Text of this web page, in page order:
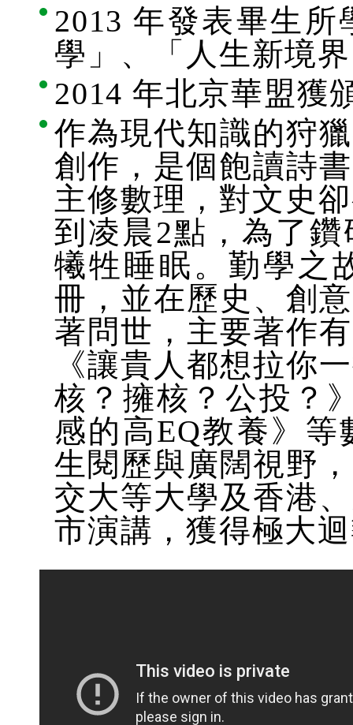
2013 年發表畢生
學」、「人生新境
2014 年北京華盟獲
作為現代知識的狩
創作，是個飽讀詩
主修數理，對文史
到凌晨2點，為了
犧牲睡眠。勤學之
冊，並在歷史、創
著問世，主要著作
《讓貴人都想拉你
核？擁核？公投？
感的高EQ教養》
生閱歷與廣闊視野
交大等大學及香港
市演講，獲得極大